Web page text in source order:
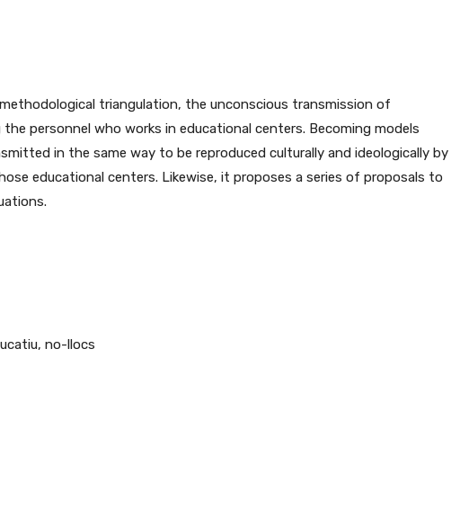
triangulation, the unconscious transmission of
personnel who works in educational centers. Becoming models
in the same way to be reproduced culturally and ideologically by
educational centers. Likewise, it proposes a series of proposals to
no-llocs